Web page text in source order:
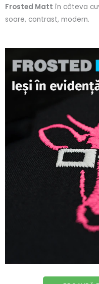
Frosted Matt în câteva
soare, contrast, modern.